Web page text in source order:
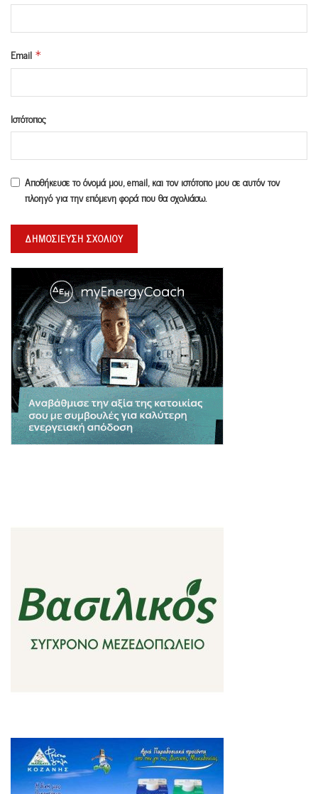
Email *
Ιστότοπος
Αποθήκευσε το όνομά μου, email, και τον ιστότοπο μου σε αυτόν τον
πλοηγό για την επόμενη φορά που θα σχολιάσω.